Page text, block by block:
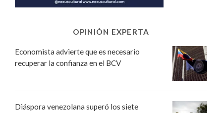
OPINIÓN EXPERTA
Economista advierte que es necesario
recuperar la confianza en el BCV
Diáspora venezolana superó los siete